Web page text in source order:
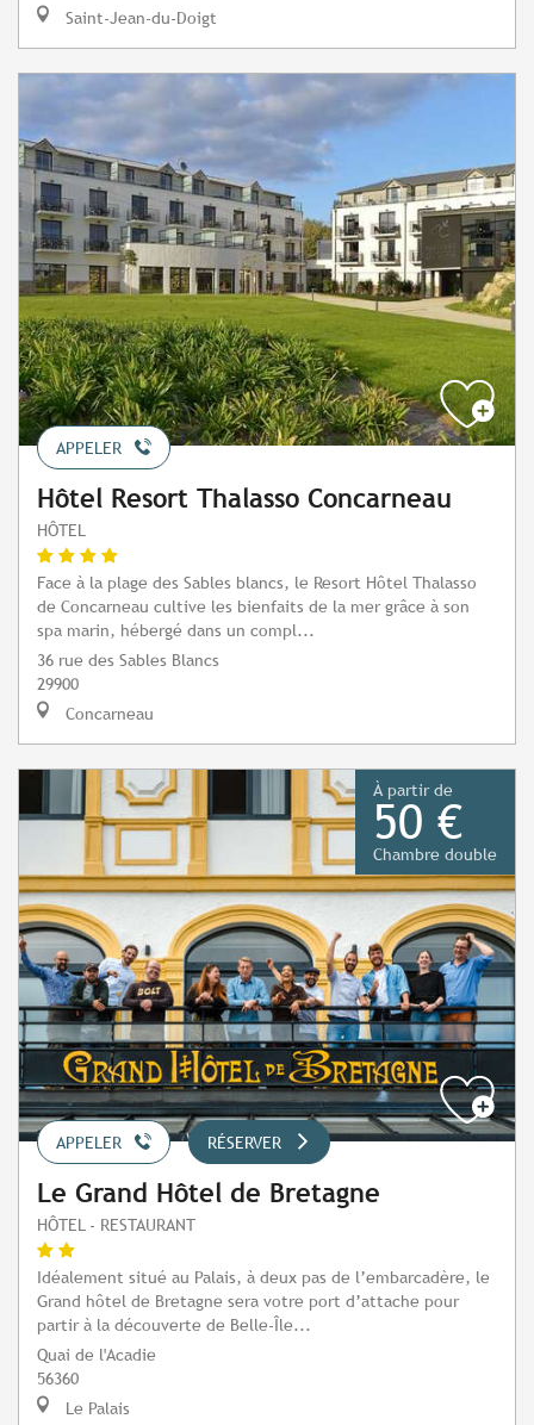
Saint-Jean-du-Doigt
APPELER
Hôtel Resort Thalasso Concarneau
HÔTEL
Face à la plage des Sables blancs, le Resort Hôtel Thalasso
de Concarneau cultive les bienfaits de la mer grâce à son
spa marin, hébergé dans un compl...
36 rue des Sables Blancs
29900
Concarneau
À partir de
50 €
Chambre double
APPELER RÉSERVER
Le Grand Hôtel de Bretagne
HÔTEL - RESTAURANT
Idéalement situé au Palais, à deux pas de l’embarcadère, le
Grand hôtel de Bretagne sera votre port d’attache pour
partir à la découverte de Belle-Île...
Quai de l'Acadie
56360
Le Palais